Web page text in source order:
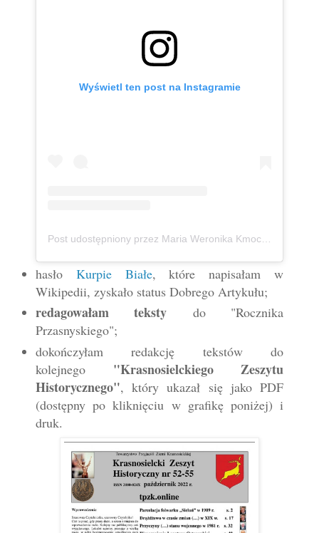
Wyświetl ten post na Instagramie
Post udostępniony przez Maria Weronika Kmoch 🦄 Kurpianka w wielkim świecie (@mwkmoch)
hasło Kurpie Białe, które napisałam w
Wikipedii, zyskało status Dobrego Artykułu;
redagowałam teksty do "Rocznika
Przasnyskiego";
dokończyłam redakcję tekstów do
kolejnego "Krasnosielckiego Zeszytu
Historycznego", który ukazał się jako PDF
(dostępny po kliknięciu w grafikę poniżej) i
druk.